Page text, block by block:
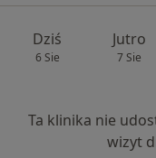
Dziś
6 Sie
Jutro
7 Sie
Ta klinika nie
wizyt